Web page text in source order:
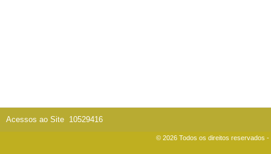
Acessos ao Site 10529416
© 2026 Todos os direitos reservados -